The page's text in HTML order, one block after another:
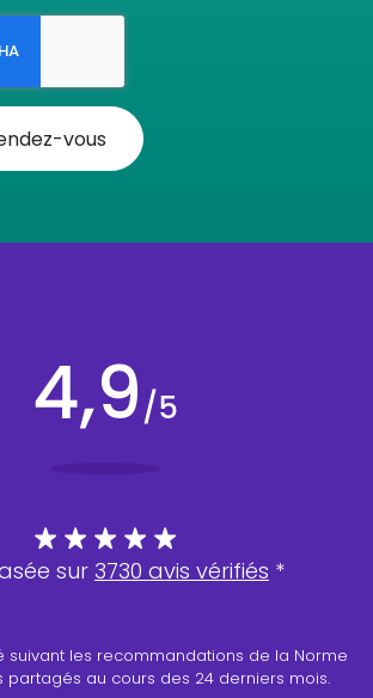
vous
sur 3730 avis vérifiés *
suivant les recommandations de la Norme
partagés au cours des 24 derniers mois.